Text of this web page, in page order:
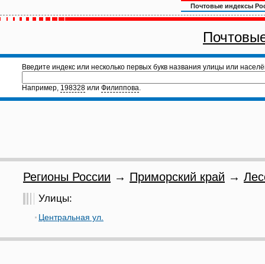
Почтовые индексы
Введите индекс или несколько первых букв названия улицы или
Например, 198328 или Филиппова.
Регионы России → Приморский край →
Улицы:
Центральная ул.